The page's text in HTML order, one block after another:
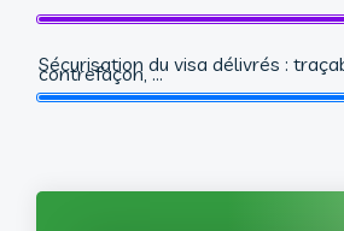
Sécurisation du visa délivrés :
contrefaçon, ...